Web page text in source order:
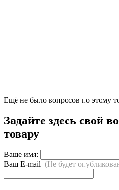
Ещё не было вопросов по этому
Задайте здесь свой
товару
Ваше имя:
Ваш E-mail (Не будет